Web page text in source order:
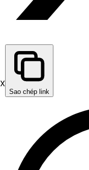
X
Sao chép link